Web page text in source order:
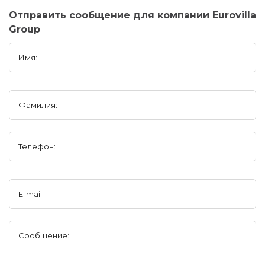
Отправить сообщение для компании Eurovilla
Group
Имя:
Фамилия:
Телефон:
E-mail:
Сообщение: